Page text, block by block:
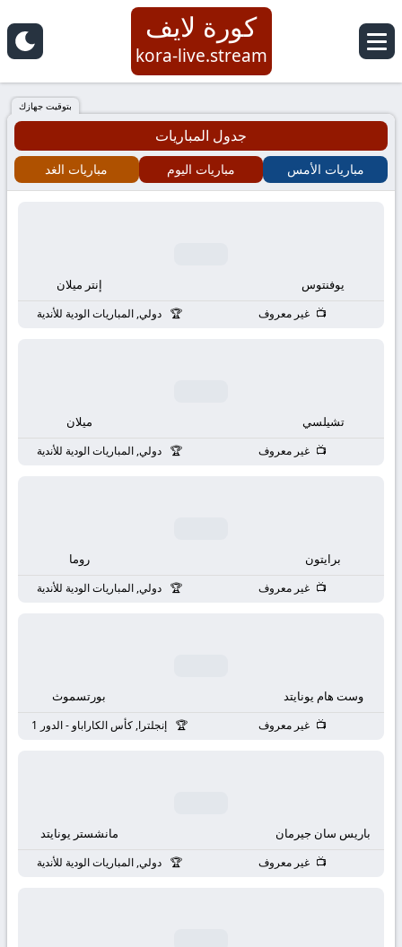
كورة
لايف
|
koora
مباريات
مباشر
كورة لايف
kora-live.stream
بتوقيت جهازك
جدول المباريات
مباريات الأمس مباريات اليوم مباريات الغد
يوفنتوس إنتر ميلان
غير معروف دولي, المباريات الودية للأندية
تشيلسي ميلان
غير معروف دولي, المباريات الودية للأندية
برايتون روما
غير معروف دولي, المباريات الودية للأندية
وست هام يونايتد بورتسموث
غير معروف إنجلترا, كأس الكاراباو - الدور 1
باريس سان جيرمان مانشستر يونايتد
غير معروف دولي, المباريات الودية للأندية